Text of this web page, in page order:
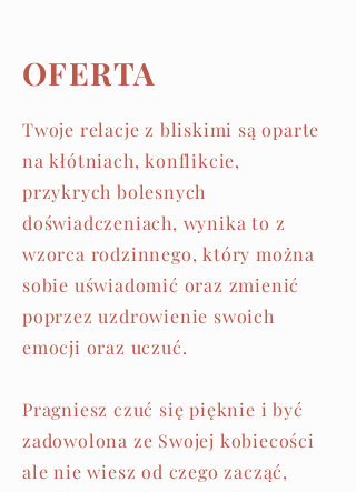
OFERTA
Twoje relacje z bliskimi są oparte
na kłótniach, konflikcie,
przykrych bolesnych
doświadczeniach, wynika to z
wzorca rodzinnego, który można
sobie uświadomić oraz zmienić
poprzez uzdrowienie swoich
emocji oraz uczuć.
Pragniesz czuć się pięknie i być
zadowolona ze Swojej kobiecości
ale nie wiesz od czego zacząć,